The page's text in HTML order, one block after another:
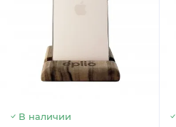
В наличии